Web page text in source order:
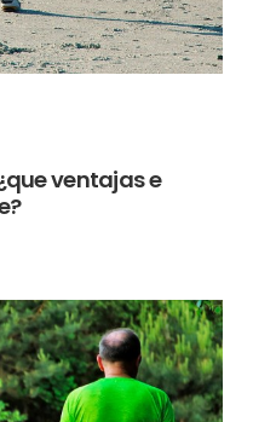
ventajas e